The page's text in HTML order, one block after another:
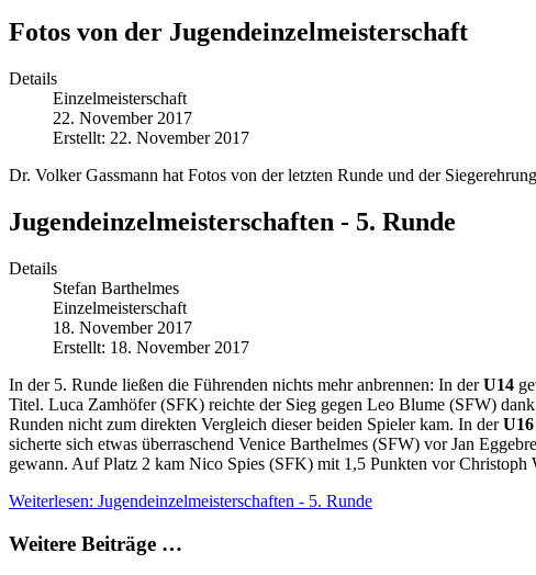
Fotos von der Jugendeinzelmeisterschaft
Details
Einzelmeisterschaft
22. November 2017
Erstellt: 22. November 2017
Dr. Volker Gassmann hat Fotos von der letzten Runde und der
Jugendeinzelmeisterschaften - 5. Runde
Details
Stefan Barthelmes
Einzelmeisterschaft
18. November 2017
Erstellt: 18. November 2017
In der 5. Runde ließen die Führenden nichts mehr anbrennen: In derU14
Titel. Luca Zamhöfer (SFK) reichte der Sieg gegen Leo Blume (SFW)
Runden nicht zum direkten Vergleich dieser beiden Spieler kam. In derU16
sicherte sich etwas überraschend Venice Barthelmes (SFW) vor Jan
gewann. Auf Platz 2 kam Nico Spies (SFK) mit 1,5 Punkten vor
Weiterlesen: Jugendeinzelmeisterschaften - 5. Runde
Weitere Beiträge …